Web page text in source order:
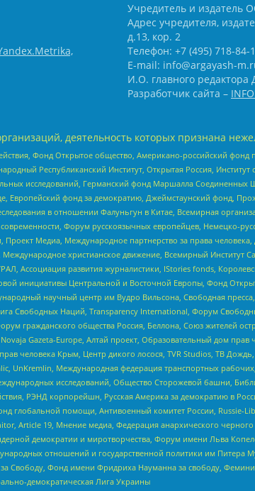
Учредитель и издатель
Адрес учредителя,
д.13, кор. 2
Телефон: +7 (495) 718-84-
E-mail: info@argayash-
И.О. главного редактора
Разработчик сайта –
деятельность которых признана
Фонд Открытое общество, Американо-российский
Республиканский Институт, Открытая Россия,
исследований, Германский фонд Маршалла
Европейский фонд за демократию, Джеймстаунский фонд,
в отношении Фалуньгун в Китае, Всемирная
Форум русскоязычных европейцев, Немецко-
Медиа, Международное партнерство за права человека,
христианское движение, Всемирный Институт
Ассоциация развития журналистики, IStories fonds,
инициативы Центральной и Восточной Европы, Фонд
научный центр им Вудро Вильсона, Свободная
Свободных Наций, Transparеncy International, Форум
гражданского общества Россия, Беллона, Союз жителей
Gazeta-Europe, Алтай проект, Образовательный дом
человека Крым, Центр дикого лосося, TVR Studios, ТВ
UnKremlin, Международная федерация транспортных
исследований, Общество Сторожевой башни,
РЭНД корпорейшн, Русская Америка за демократию в
глобальной помощи, Антивоенный комитет России, Russie-
Article 19, Мнение медиа, Федерация анархического
демократии и миротворчества, Форум имени Льва
отношений и государственной политики им Питера
Фонд имени Фридриха Науманна за свободу,
демократическая Лига Украины